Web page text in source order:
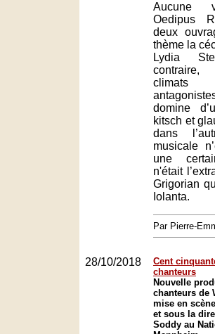
Aucune
Oedipus
deux
thème la
Lydia
contraire,
climats
domine
kitsch et
dans
musicale
une
n'était
Grigorian
Iolanta.
Par Pierre-
28/10/2018
Cent
chanteurs
Nouvelle
chanteurs de
mise en
et sous la
Soddy au